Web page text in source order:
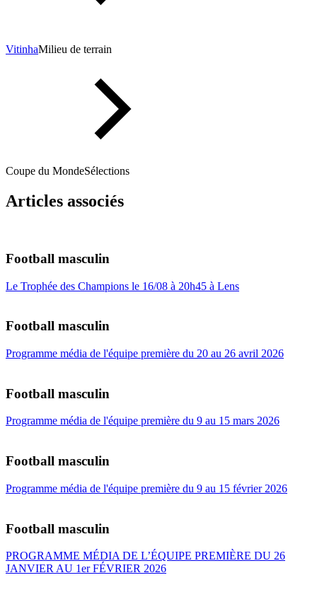
VitinhaMilieu de terrain
Coupe du MondeSélections
Articles associés
Football masculin
Le Trophée des Champions le 16/08 à 20h45 à Lens
Football masculin
Programme média de l'équipe première du 20 au 26 avril 2026
Football masculin
Programme média de l'équipe première du 9 au 15 mars 2026
Football masculin
Programme média de l'équipe première du 9 au 15 février 2026
Football masculin
PROGRAMME MÉDIA DE L’ÉQUIPE PREMIÈRE DU 26
JANVIER AU 1er FÉVRIER 2026